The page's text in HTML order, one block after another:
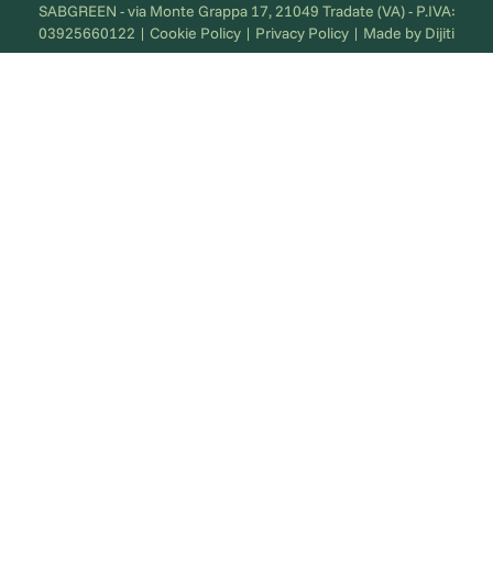
SABGREEN - via Monte Grappa 17, 21049 Tradate (VA) - P.IVA:
03925660122 | Cookie Policy | Privacy Policy | Made by Dijiti